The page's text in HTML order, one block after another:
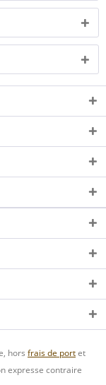
hors frais de portet
expresse contraire